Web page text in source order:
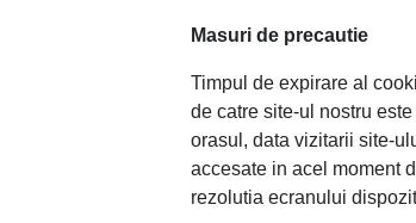
Masuri de precautie
Timpul de expirare al
de catre site-ul nostru
orasul, data vizitarii site-
accesate in acel moment
rezolutia ecranului